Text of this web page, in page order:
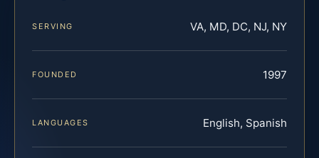
SERVING VA, MD, DC, NJ, NY
FOUNDED 1997
LANGUAGES English, Spanish